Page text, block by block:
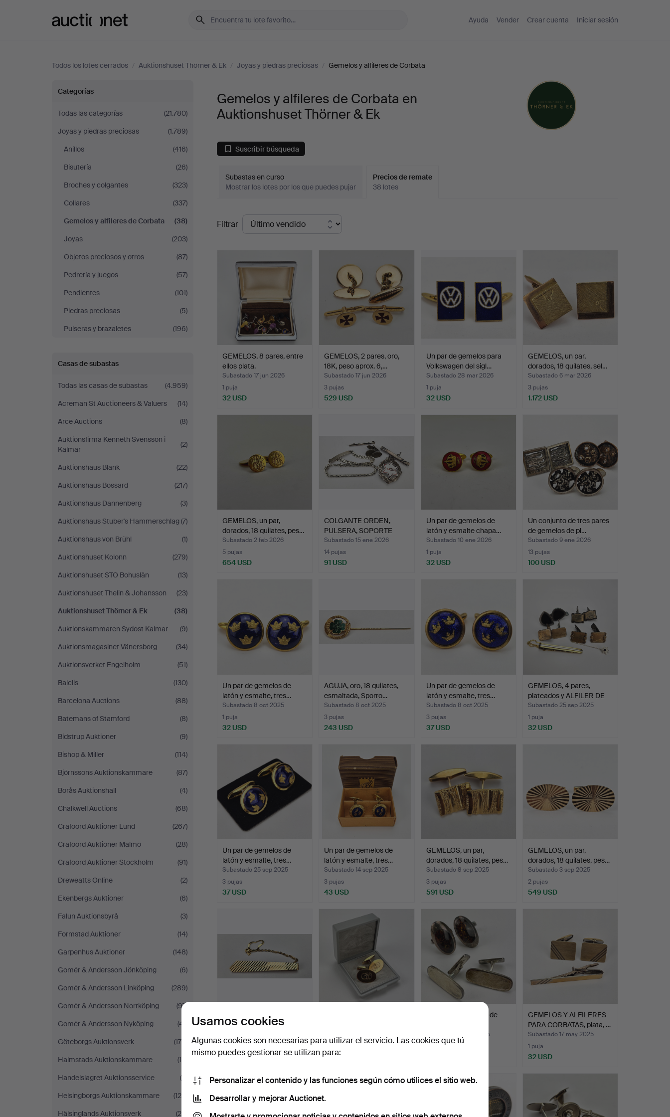
Ayuda Vender Crear cuenta Iniciar sesión
Todos los lotes cerrados / Auktionshuset Thörner & Ek / Joyas y piedras preciosas / Gemelos y alfileres de Corbata
Gemelos
y
alfileres
de
Corbata
en
Auktionshuset
Thörner
Ek
Categorías
Todas las categorías
(21.780)
Joyas y piedras preciosas
(1.789)
Anillos
(416)
Bisutería
(26)
Broches y colgantes
(323)
Collares
(337)
Gemelos y alfileres de Corbata
(38)
Joyas
(203)
Objetos preciosos y otros
(87)
Pedrería y juegos
(57)
Pendientes
(101)
Piedras preciosas
(5)
Pulseras y brazaletes
(196)
Casas de subastas
Todas las casas de subastas
(4.959)
Acreman St Auctioneers & Valuers
(14)
Arce Auctions
(8)
Auktionsfirma Kenneth Svensson i
Kalmar
(2)
Auktionshaus Blank
(22)
Auktionshaus Bossard
(217)
Auktionshaus Dannenberg
(3)
Auktionshaus Stuber's Hammerschlag(7)
Auktionshaus von Brühl
(1)
Auktionshuset Kolonn
(279)
Auktionshuset STO Bohuslän
(13)
Auktionshuset Thelin & Johansson
(23)
Auktionshuset Thörner & Ek
(38)
Auktionskammaren Sydost Kalmar
(9)
Auktionsmagasinet Vänersborg
(34)
Auktionsverket Engelholm
(51)
Balclis
(130)
Barcelona Auctions
(88)
Batemans of Stamford
(8)
Bidstrup Auktioner
(9)
Bishop & Miller
(114)
Björnssons Auktionskammare
(87)
Borås Auktionshall
(4)
Chalkwell Auctions
(68)
Crafoord Auktioner Lund
(267)
Crafoord Auktioner Malmö
(28)
Crafoord Auktioner Stockholm
(91)
Dreweatts Online
(2)
Ekenbergs Auktioner
(6)
Falun Auktionsbyrå
(3)
Formstad Auktioner
(14)
Garpenhus Auktioner
(148)
Gomér & Andersson Jönköping
(6)
Gomér & Andersson Linköping
(289)
Gomér & Andersson Norrköping
(97)
Gomér & Andersson Nyköping
(41)
Göteborgs Auktionsverk
(178)
Halmstads Auktionskammare
(10)
Handelslagret Auktionsservice
(9)
Helsingborgs Auktionskammare
(126)
Hälsinglands Auktionsverk
(25)
Gemelos y alfileres de Corbata en
Auktionshuset Thörner & Ek
Suscribir búsqueda
Subastas en curso
Mostrar los lotes por los que puedes pujar
Precios de remate
38 lotes
Precios
de
Filtrar
GEMELOS, 8 pares, entre
ellos plata.
Subastado 17 jun 2026
1 puja
32 USD
GEMELOS, 2 pares, oro,
18K, peso aprox. 6,…
Subastado 17 jun 2026
3 pujas
529 USD
Un par de gemelos para
Volkswagen del sigl…
Subastado 28 mar 2026
1 puja
32 USD
GEMELOS, un par,
dorados, 18 quilates, sel…
Subastado 6 mar 2026
3 pujas
1.172 USD
GEMELOS, un par,
dorados, 18 quilates, pes…
Subastado 2 feb 2026
5 pujas
654 USD
COLGANTE ORDEN,
PULSERA, SOPORTE
PARA CORB…
Subastado 15 ene 2026
14 pujas
91 USD
Un par de gemelos de
latón y esmalte chapa…
Subastado 10 ene 2026
1 puja
32 USD
Un conjunto de tres pares
de gemelos de pl…
Subastado 9 ene 2026
13 pujas
100 USD
Un par de gemelos de
latón y esmalte, tres…
Subastado 8 oct 2025
1 puja
32 USD
AGUJA, oro, 18 quilates,
esmaltada, Sporro…
Subastado 8 oct 2025
3 pujas
243 USD
Un par de gemelos de
latón y esmalte, tres…
Subastado 8 oct 2025
3 pujas
37 USD
GEMELOS, 4 pares,
plateados y ALFILER DE
C…
Subastado 25 sep 2025
1 puja
32 USD
Un par de gemelos de
latón y esmalte, tres…
Subastado 25 sep 2025
3 pujas
37 USD
Un par de gemelos de
latón y esmalte, tres…
Subastado 14 sep 2025
3 pujas
43 USD
GEMELOS, un par,
dorados, 18 quilates, pes…
Subastado 8 sep 2025
3 pujas
591 USD
GEMELOS, un par,
dorados, 18 quilates, pes…
Subastado 3 sep 2025
2 pujas
549 USD
ALFILER O SOPORTE
PARA CORBATAS, dorado,
306 USD 380 USD
2 pares de gemelos de
Subastado 27 jun 2025
GEMELOS Y ALFILERES
PARA CORBATAS, plata, …
Subastado 17 may 2025
1 puja
32 USD
Usamos cookies
Algunas cookies son necesarias para utilizar el servicio. Las cookies que tú
mismo puedes gestionar se utilizan para:
Personalizar el contenido y las funciones según cómo utilices el sitio web.
Desarrollar y mejorar Auctionet.